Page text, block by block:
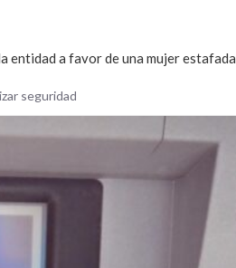
entidad a favor de una mujer estafada
seguridad